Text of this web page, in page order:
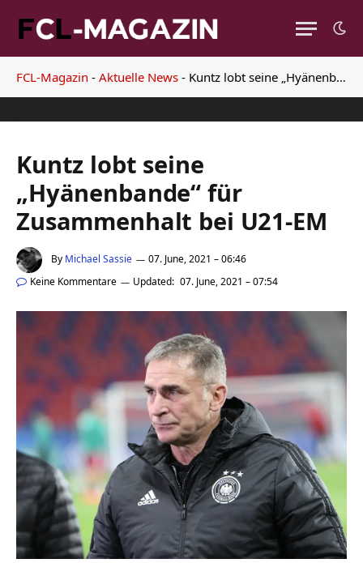
FCL-Magazin - Aktuelle News - Kuntz lobt seine „Hyänenbande“ für Zusammenhalt bei U21-EM
Kuntz lobt seine
„Hyänenbande“ für
Zusammenhalt bei U21-EM
By Michael Sassie
07. June, 2021 – 06:46
Keine Kommentare
Updated: 07. June, 2021 – 07:54